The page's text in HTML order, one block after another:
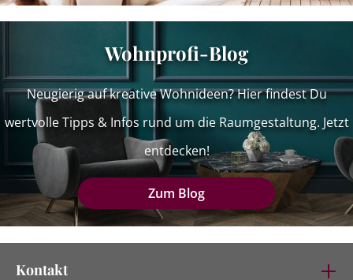
Wohnprofi-Blog
Neugierig auf kreative Wohnideen? Hier findest Du
wertvolle Tipps & Infos rund um die Raumgestaltung. Jetzt
entdecken!
Zum Blog
Kontakt